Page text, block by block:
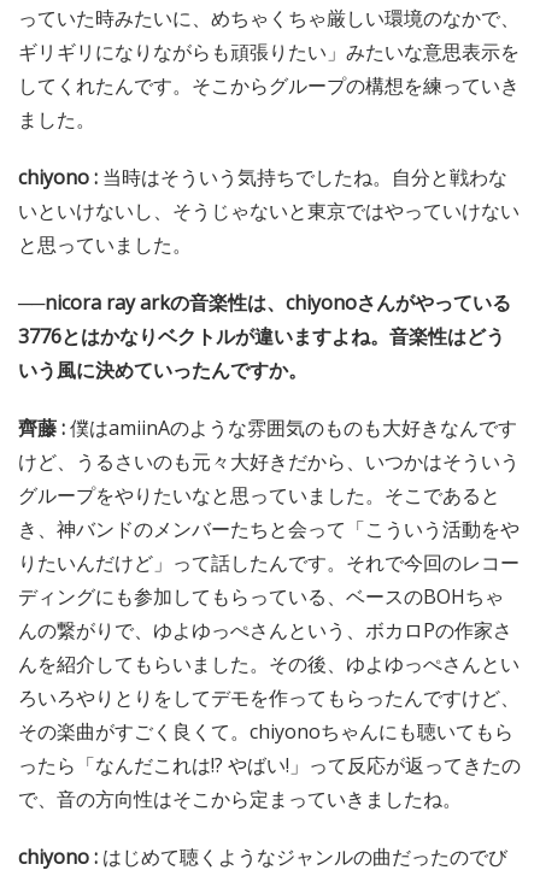
っていた時みたいに、めちゃくちゃ厳しい環境のなかで、
ギリギリになりながらも頑張りたい」みたいな意思表示を
してくれたんです。そこからグループの構想を練っていき
ました。
chiyono : 当時はそういう気持ちでしたね。自分と戦わな
いといけないし、そうじゃないと東京ではやっていけない
と思っていました。
──nicora ray arkの音楽性は、chiyonoさんがやっている
3776とはかなりベクトルが違いますよね。音楽性はどう
いう風に決めていったんですか。
齊藤 :僕はamiinAのような雰囲気のものも大好きなんです
けど、うるさいのも元々大好きだから、いつかはそういう
グループをやりたいなと思っていました。そこであると
き、神バンドのメンバーたちと会って「こういう活動をや
りたいんだけど」って話したんです。それで今回のレコー
ディングにも参加してもらっている、ベースのBOHちゃ
んの繋がりで、ゆよゆっぺさんという、ボカロPの作家さ
んを紹介してもらいました。その後、ゆよゆっぺさんとい
ろいろやりとりをしてデモを作ってもらったんですけど、
その楽曲がすごく良くて。chiyonoちゃんにも聴いてもら
ったら「なんだこれは!? やばい!」って反応が返ってきたの
で、音の方向性はそこから定まっていきましたね。
chiyono : はじめて聴くようなジャンルの曲だったのでび